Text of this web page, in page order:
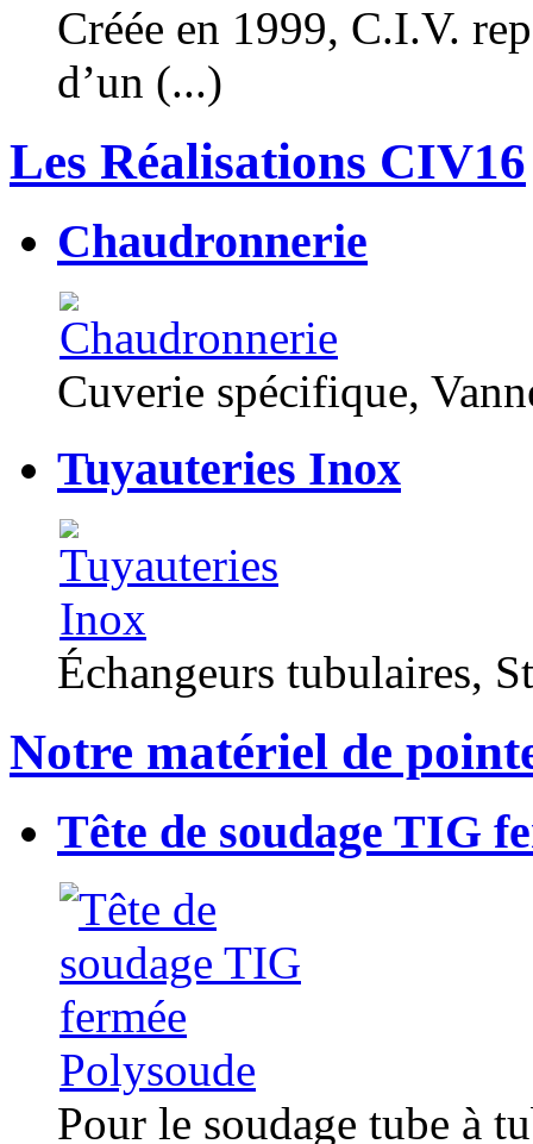
Créée en 1999, C.I.V.
d’un (...)
Les Réalisations CIV16
Chaudronnerie
Cuverie spécifique,
Tuyauteries Inox
Échangeurs tubulaires,
Notre matériel de
Tête de soudage TIG
Pour le soudage tube à